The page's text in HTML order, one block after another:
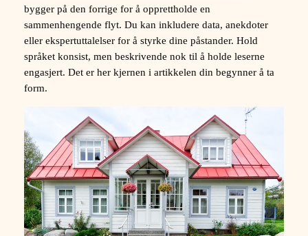
bygger på den forrige for å opprettholde en
sammenhengende flyt. Du kan inkludere data, anekdoter
eller ekspertuttalelser for å styrke dine påstander. Hold
språket konsist, men beskrivende nok til å holde leserne
engasjert. Det er her kjernen i artikkelen din begynner å ta
form.